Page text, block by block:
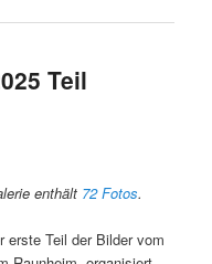
Teil
enthält 72 Fotos.
erste Teil der Bilder vom